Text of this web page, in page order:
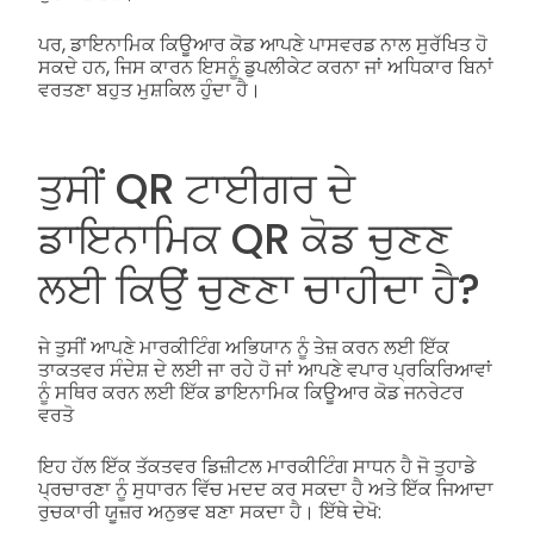
ਪਰ, ਡਾਇਨਾਮਿਕ ਕਿਊਆਰ ਕੋਡ ਆਪਣੇ ਪਾਸਵਰਡ ਨਾਲ ਸੁਰੱਖਿਤ ਹੋ
ਸਕਦੇ ਹਨ, ਜਿਸ ਕਾਰਨ ਇਸਨੂੰ ਡੁਪਲੀਕੇਟ ਕਰਨਾ ਜਾਂ ਅਧਿਕਾਰ ਬਿਨਾਂ
ਵਰਤਣਾ ਬਹੁਤ ਮੁਸ਼ਕਿਲ ਹੁੰਦਾ ਹੈ।
ਤੁਸੀਂ QR ਟਾਈਗਰ ਦੇ
ਡਾਇਨਾਮਿਕ QR ਕੋਡ ਚੁਣਣ
ਲਈ ਕਿਉਂ ਚੁਣਣਾ ਚਾਹੀਦਾ ਹੈ?
ਜੇ ਤੁਸੀਂ ਆਪਣੇ ਮਾਰਕੀਟਿੰਗ ਅਭਿਯਾਨ ਨੂੰ ਤੇਜ਼ ਕਰਨ ਲਈ ਇੱਕ
ਤਾਕਤਵਰ ਸੰਦੇਸ਼ ਦੇ ਲਈ ਜਾ ਰਹੇ ਹੋ ਜਾਂ ਆਪਣੇ ਵਪਾਰ ਪ੍ਰਕਿਰਿਆਵਾਂ
ਨੂੰ ਸਥਿਰ ਕਰਨ ਲਈ ਇੱਕ ਡਾਇਨਾਮਿਕ ਕਿਊਆਰ ਕੋਡ ਜਨਰੇਟਰ
ਵਰਤੋ
ਇਹ ਹੱਲ ਇੱਕ ਤੱਕਤਵਰ ਡਿਜ਼ੀਟਲ ਮਾਰਕੀਟਿੰਗ ਸਾਧਨ ਹੈ ਜੋ ਤੁਹਾਡੇ
ਪ੍ਰਚਾਰਣਾ ਨੂੰ ਸੁਧਾਰਨ ਵਿੱਚ ਮਦਦ ਕਰ ਸਕਦਾ ਹੈ ਅਤੇ ਇੱਕ ਜਿਆਦਾ
ਰੁਚਕਾਰੀ ਯੂਜ਼ਰ ਅਨੁਭਵ ਬਣਾ ਸਕਦਾ ਹੈ। ਇੱਥੇ ਦੇਖੋ: